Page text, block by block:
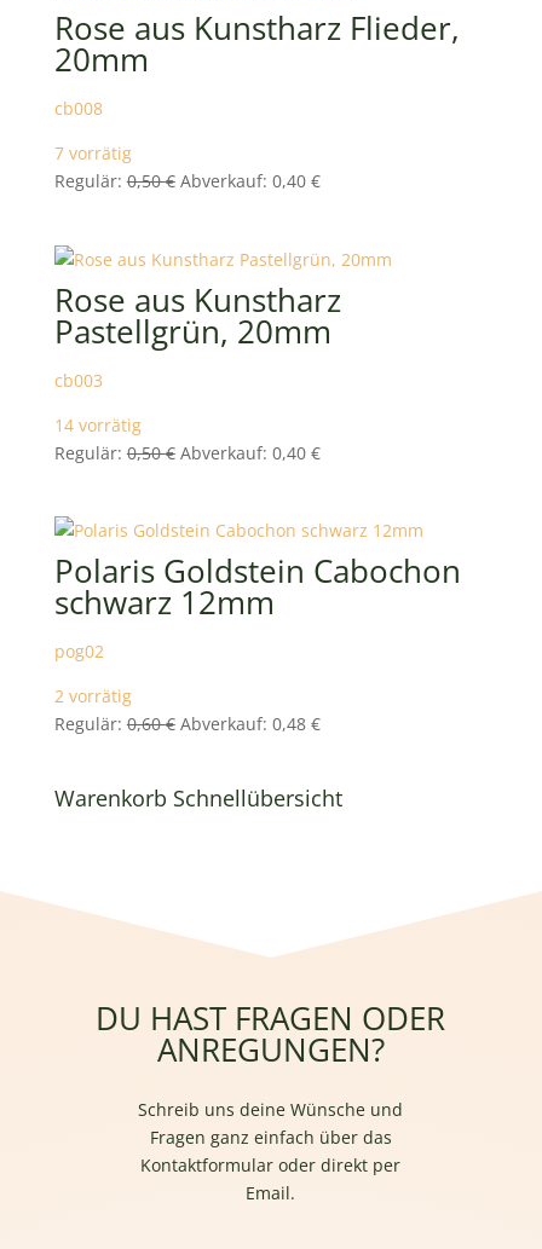
Rose aus Kunstharz Flieder,
20mm
cb008
7 vorrätig
Regulär: 0,50€ Ursprünglicher
0,50 €
Abverkauf: 0,40 €Aktueller
0,40 €.
Rose aus Kunstharz
Pastellgrün, 20mm
cb003
14 vorrätig
Regulär: 0,50€ Ursprünglicher
0,50 €
Abverkauf: 0,40 €Aktueller
0,40 €.
Polaris Goldstein Cabochon
schwarz 12mm
pog02
2 vorrätig
Regulär: 0,60€ Ursprünglicher
0,60 €
Abverkauf: 0,48 €Aktueller
0,48 €.
Warenkorb Schnellübersicht
DU HAST FRAGEN ODER
ANREGUNGEN?
Schreib uns deine Wünsche und
Fragen ganz einfach über das
Kontaktformular oder direkt per
Email.